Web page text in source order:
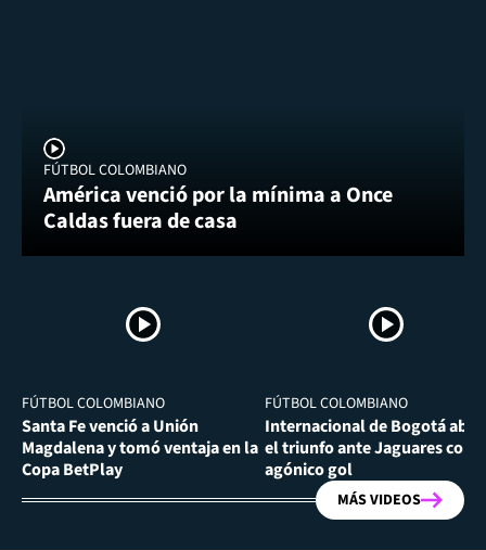
FÚTBOL COLOMBIANO
América venció por la mínima a Once
Caldas fuera de casa
FÚTBOL COLOMBIANO
Santa Fe venció a Unión
Magdalena y tomó ventaja en la
Copa BetPlay
FÚTBOL COLOMBIANO
Internacional de Bogotá
el triunfo ante Jaguares con
agónico gol
MÁS VIDEOS